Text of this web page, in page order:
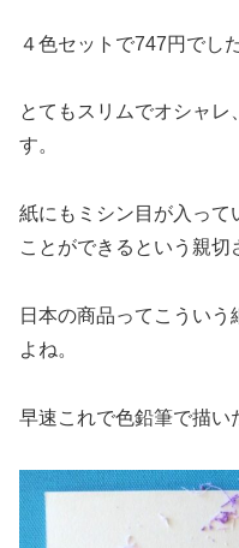
４色セットで747円でした
とてもスリムでオシャ
す。
紙にもミシン目が入って
ことができるという親切
日本の商品ってこうい
よね。
早速これで色鉛筆で描い